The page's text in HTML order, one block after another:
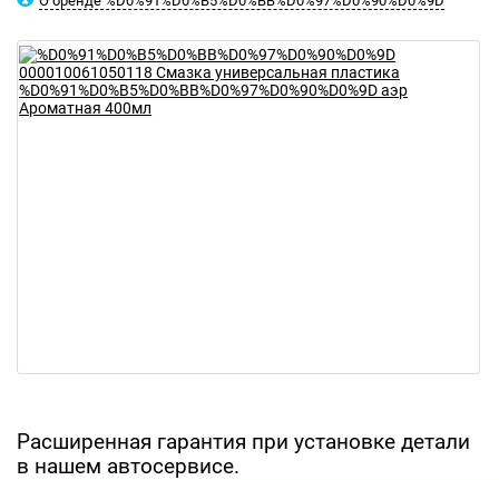
Расширенная гарантия при установке детали
в нашем автосервисе.